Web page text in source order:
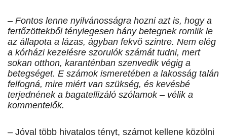
– Fontos lenne nyilvánosságra hozni azt is, hogy a
fertőzöttekből ténylegesen hány betegnek romlik le
az állapota a lázas, ágyban fekvő szintre. Nem elég
a kórházi kezelésre szorulók számát tudni, mert
sokan otthon, karanténban szenvedik végig a
betegséget. E számok ismeretében a lakosság talán
felfogná, mire miért van szükség, és kevésbé
terjednének a bagatellizáló szólamok – vélik a
kommentelők.
– Jóval több hivatalos tényt, számot kellene közölni